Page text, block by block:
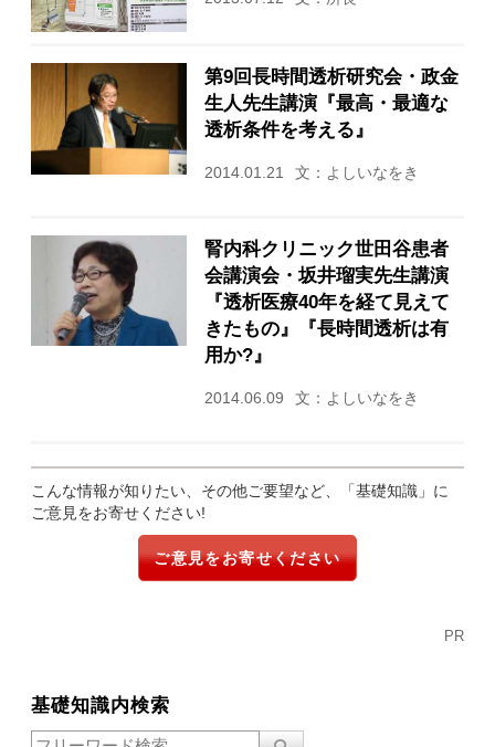
第9回長時間透析研究会・政金
生人先生講演『最高・最適な
透析条件を考える』
2014.01.21 文：よしいなをき
腎内科クリニック世田谷患者
会講演会・坂井瑠実先生講演
『透析医療40年を経て見えて
きたもの』『長時間透析は有
用か?』
2014.06.09 文：よしいなをき
こんな情報が知りたい、その他ご要望など、「基礎知識」に
ご意見をお寄せください!
ご意見をお寄せください
PR
基礎知識内検索